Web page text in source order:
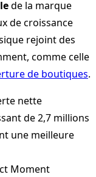
de la marque
de croissance
rejoint des
comme celle
de boutiques.
nette
de 2,7 millions
une meilleure
Moment